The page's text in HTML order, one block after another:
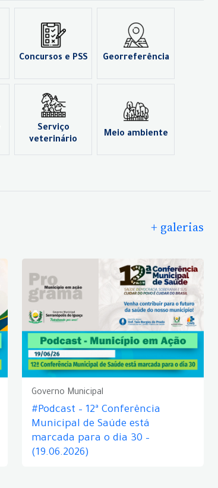
Concursos e PSS Georreferência
Serviço
veterinário
Meio ambiente
+ galerias
Governo Municipal
#Podcast – 12ª Conferência
Municipal de Saúde está
marcada para o dia 30 –
(19.06.2026)